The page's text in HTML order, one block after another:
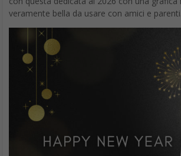
veramente bella da usare con amici e parenti.